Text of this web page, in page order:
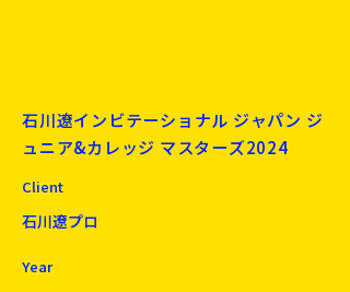
石川遼インビテーショナル ジャパン ジ
ュニア&カレッジ マスターズ2024
Client
石川遼プロ
Year